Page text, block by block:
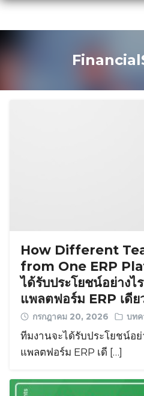
Skip
How Different
from One ERP
ได้รับประโยชน์อย่างไ
แพลตฟอร์ม ERP เดีย
กรกฎาคม 20, 2026 บทค
ทีมงานจะได้รับประโยชน์อย่
แพลตฟอร์ม ERP เดี […]